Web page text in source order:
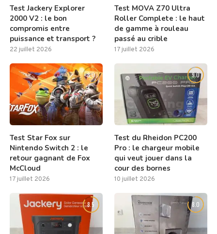
Test Jackery Explorer
2000 V2 : le bon
compromis entre
puissance et transport ?
22 juillet 2026
Test MOVA Z70 Ultra
Roller Complete : le haut
de gamme à rouleau
passé au crible
17 juillet 2026
8.0
Test Star Fox sur
Nintendo Switch 2 : le
retour gagnant de Fox
McCloud
17 juillet 2026
9.0
Test du Rheidon PC200
Pro : le chargeur mobile
qui veut jouer dans la
cour des bornes
10 juillet 2026
8.5 8.0